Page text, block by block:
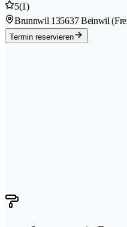
5(1)
Brunnwil 135637 Beinwil
Termin reservieren